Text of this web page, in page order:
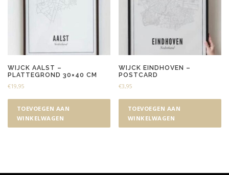
WIJCK AALST –
PLATTEGROND 30×40 CM
€19,95
TOEVOEGEN AAN
WINKELWAGEN
WIJCK EINDHOVEN –
POSTCARD
€3,95
TOEVOEGEN AAN
WINKELWAGEN